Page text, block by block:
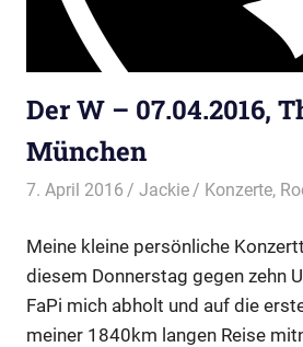
Der W – 07.04.2016,
München
7. April 2016 Jackie Konzerte,
Meine kleine persönliche
diesem Donnerstag gegen zehn
FaPi mich abholt und auf die
meiner 1840km langen Reise